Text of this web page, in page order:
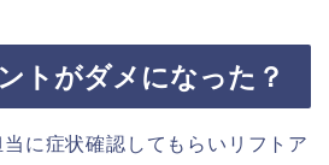
トがダメになった？
に症状確認してもらいリフトア